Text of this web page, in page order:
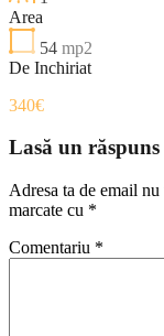
Area
54 mp2
De Inchiriat
340€
Lasă un răspuns
Adresa ta de email
marcate cu *
Comentariu *